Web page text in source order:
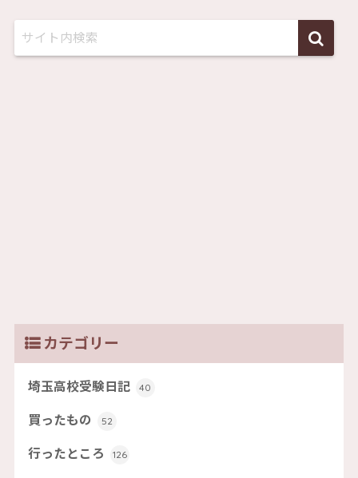
カテゴリー
埼玉高校受験日記 40
買ったもの 52
行ったところ 126